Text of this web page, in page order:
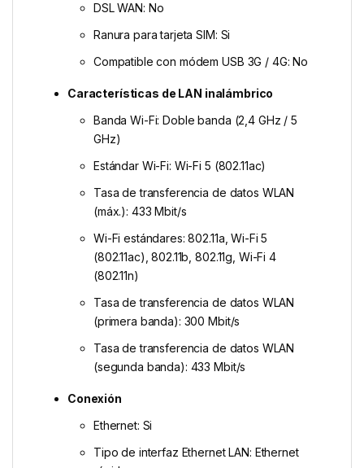
DSL WAN: No
Ranura para tarjeta SIM: Si
Compatible con módem USB 3G / 4G: No
Características de LAN inalámbrico
Banda Wi-Fi: Doble banda (2,4 GHz / 5
GHz)
Estándar Wi-Fi: Wi-Fi 5 (802.11ac)
Tasa de transferencia de datos WLAN
(máx.): 433 Mbit/s
Wi-Fi estándares: 802.11a, Wi-Fi 5
(802.11ac), 802.11b, 802.11g, Wi-Fi 4
(802.11n)
Tasa de transferencia de datos WLAN
(primera banda): 300 Mbit/s
Tasa de transferencia de datos WLAN
(segunda banda): 433 Mbit/s
Conexión
Ethernet: Si
Tipo de interfaz Ethernet LAN: Ethernet